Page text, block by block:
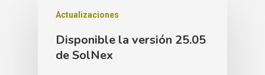
Actualizaciones
Disponible la versión 25.05
de SolNex